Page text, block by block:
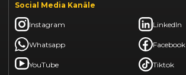
Social Media Kanäle
Instagram LinkedIn
Whatsapp Facebook
YouTube Tiktok